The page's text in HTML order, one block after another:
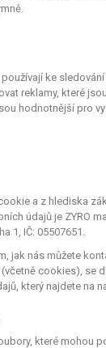
ke
reklamy, které
hodnotnější pro
a z hlediska
údajů je ZYRO
1, IČ: 05507651.
jak nás můžete
cookies), se
který najdete na
které mohou